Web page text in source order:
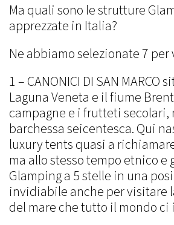
Ma quali sono le strutture
apprezzate in Italia?
Ne abbiamo selezionate 7 per
1 – CANONICI DI SAN MARCO
Laguna Veneta e il fiume
campagne e i frutteti secolari,
barchessa seicentesca. Qui
luxury tents quasi a
ma allo stesso tempo etnico e
Glamping a 5 stelle in una
invidiabile anche per visitare
del mare che tutto il mondo ci